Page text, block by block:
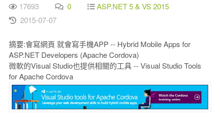
17693 0
ASP.NET 5 & VS 2015
2015-07-07
摘要:會寫網頁 就會寫手機APP -- Hybrid Mobile Apps for
ASP.NET Developers (Apache Cordova)
微軟的Visual Studio也提供相關的工具 -- Visual Studio Tools
for Apache Cordova